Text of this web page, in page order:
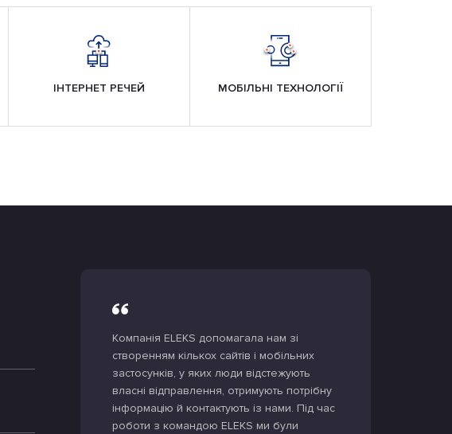
ІНТЕРНЕТ РЕЧЕЙ МОБІЛЬНІ ТЕХНОЛОГІЇ
Компанія ELEKS допомагала нам зі
створенням кількох сайтів і мобільних
застосунків, у яких люди відстежують
власні відправлення, отримують потрібну
інформацію й контактують із нами. Під час
роботи з командою ELEKS ми були